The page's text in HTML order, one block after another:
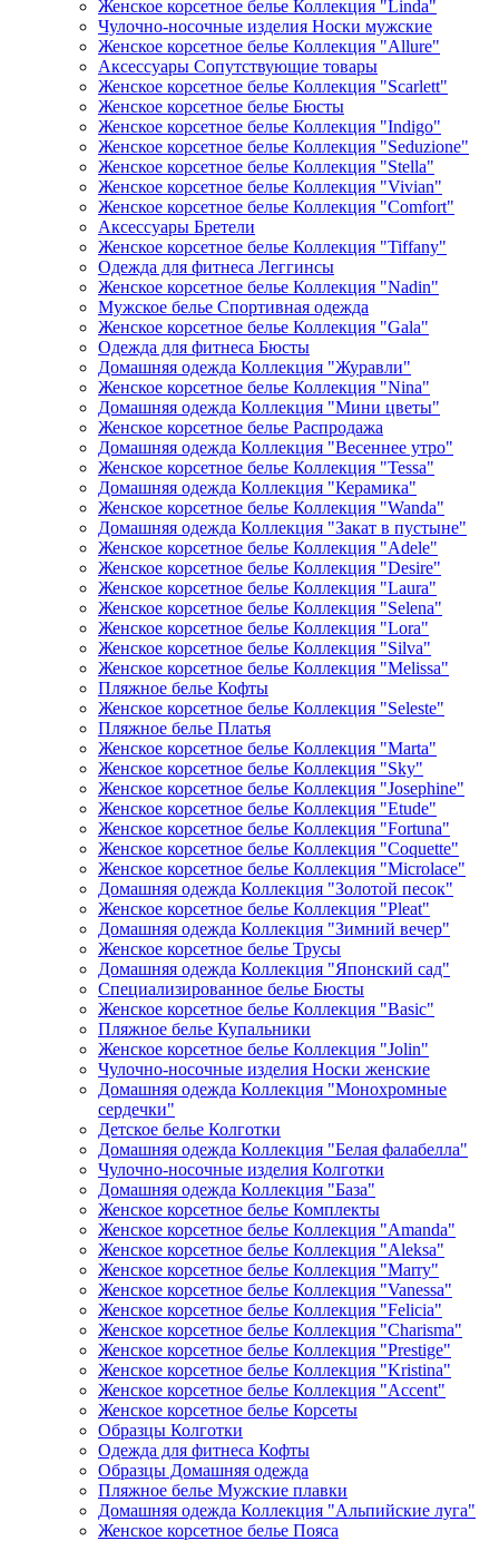
Женское корсетное белье Коллекция "Linda"
Чулочно-носочные изделия Носки мужские
Женское корсетное белье Коллекция "Allure"
Аксессуары Сопутствующие товары
Женское корсетное белье Коллекция "Scarlett"
Женское корсетное белье Бюсты
Женское корсетное белье Коллекция "Indigo"
Женское корсетное белье Коллекция "Seduzione"
Женское корсетное белье Коллекция "Stella"
Женское корсетное белье Коллекция "Vivian"
Женское корсетное белье Коллекция "Comfort"
Аксессуары Бретели
Женское корсетное белье Коллекция "Tiffany"
Одежда для фитнеса Леггинсы
Женское корсетное белье Коллекция "Nadin"
Мужское белье Спортивная одежда
Женское корсетное белье Коллекция "Gala"
Одежда для фитнеса Бюсты
Домашняя одежда Коллекция "Журавли"
Женское корсетное белье Коллекция "Nina"
Домашняя одежда Коллекция "Мини цветы"
Женское корсетное белье Распродажа
Домашняя одежда Коллекция "Весеннее утро"
Женское корсетное белье Коллекция "Tessa"
Домашняя одежда Коллекция "Керамика"
Женское корсетное белье Коллекция "Wanda"
Домашняя одежда Коллекция "Закат в пустыне"
Женское корсетное белье Коллекция "Adele"
Женское корсетное белье Коллекция "Desire"
Женское корсетное белье Коллекция "Laura"
Женское корсетное белье Коллекция "Selena"
Женское корсетное белье Коллекция "Lora"
Женское корсетное белье Коллекция "Silva"
Женское корсетное белье Коллекция "Melissa"
Пляжное белье Кофты
Женское корсетное белье Коллекция "Seleste"
Пляжное белье Платья
Женское корсетное белье Коллекция "Marta"
Женское корсетное белье Коллекция "Sky"
Женское корсетное белье Коллекция "Josephine"
Женское корсетное белье Коллекция "Etude"
Женское корсетное белье Коллекция "Fortuna"
Женское корсетное белье Коллекция "Coquette"
Женское корсетное белье Коллекция "Microlace"
Домашняя одежда Коллекция "Золотой песок"
Женское корсетное белье Коллекция "Pleat"
Домашняя одежда Коллекция "Зимний вечер"
Женское корсетное белье Трусы
Домашняя одежда Коллекция "Японский сад"
Специализированное белье Бюсты
Женское корсетное белье Коллекция "Basic"
Пляжное белье Купальники
Женское корсетное белье Коллекция "Jolin"
Чулочно-носочные изделия Носки женские
Домашняя одежда Коллекция "Монохромные
сердечки"
Детское белье Колготки
Домашняя одежда Коллекция "Белая фалабелла"
Чулочно-носочные изделия Колготки
Домашняя одежда Коллекция "База"
Женское корсетное белье Комплекты
Женское корсетное белье Коллекция "Amanda"
Женское корсетное белье Коллекция "Aleksa"
Женское корсетное белье Коллекция "Marry"
Женское корсетное белье Коллекция "Vanessa"
Женское корсетное белье Коллекция "Felicia"
Женское корсетное белье Коллекция "Charisma"
Женское корсетное белье Коллекция "Prestige"
Женское корсетное белье Коллекция "Kristina"
Женское корсетное белье Коллекция "Accent"
Женское корсетное белье Корсеты
Образцы Колготки
Одежда для фитнеса Кофты
Образцы Домашняя одежда
Пляжное белье Мужские плавки
Домашняя одежда Коллекция "Альпийские луга"
Женское корсетное белье Пояса